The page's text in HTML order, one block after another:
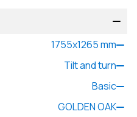
1755x1265mm
Tilt and turn
Basic
GOLDEN OAK